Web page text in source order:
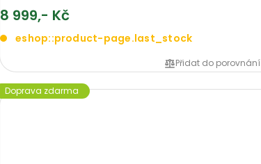
8 999,- Kč
eshop::product-page.last_stock
Přidat do porovnání
Doprava zdarma